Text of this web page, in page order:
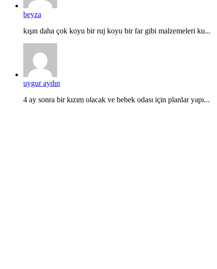
beyza
kışın daha çok koyu bir ruj koyu bir far gibi malzemeleri ku...
uygur aydın
4 ay sonra bir kızım olacak ve bebek odası için planlar yapı...